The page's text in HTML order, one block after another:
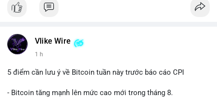
Vlike Wire
1 h
5 điểm cần lưu ý về Bitcoin tuần này trước báo cáo CPI
- Bitcoin tăng mạnh lên mức cao mới trong tháng 8.